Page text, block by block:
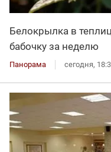
Белокрылка в
бабочку за неделю
Панорама сегодня,